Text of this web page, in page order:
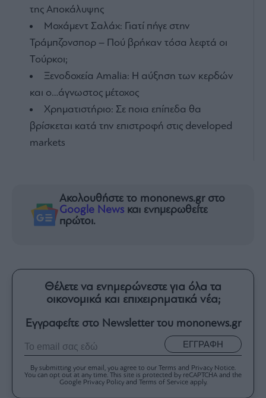
της Αποκάλυψης
Μοχάμεντ Σαλάχ: Γιατί πήγε στην
Τράμπζονσπορ – Πού βρήκαν τόσα λεφτά οι
Τούρκοι;
Ξενοδοχεία Amalia: H αύξηση των κερδών
και ο…άγνωστος μέτοχος
Χρηματιστήριο: Σε ποια επίπεδα θα
βρίσκεται κατά την επιστροφή στις developed
markets
Ακολουθήστε το mononews.gr στο
Google News και ενημερωθείτε
πρώτοι.
Θέλετε να ενημερώνεστε για όλα τα
οικονομικά και επιχειρηματικά νέα;
Εγγραφείτε στο Newsletter του mononews.gr
ΕΓΓΡΑΦΗ
By submitting your email, you agree to our Terms and Privacy Notice.
You can opt out at any time. This site is protected by reCAPTCHA and the
Google Privacy Policy and Terms of Service apply.